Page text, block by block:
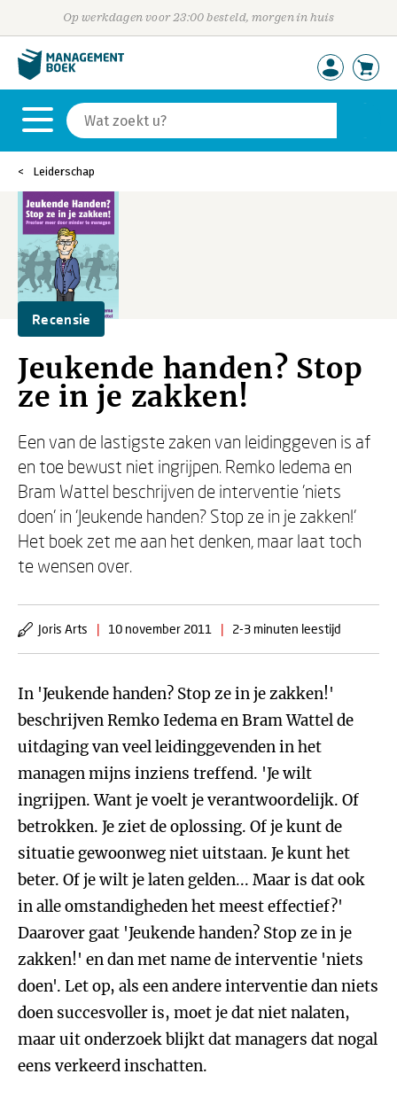
Op werkdagen voor 23:00 besteld, morgen in huis
Leiderschap
Recensie
Jeukende handen? Stop
ze in je zakken!
Een van de lastigste zaken van leidinggeven is af
en toe bewust niet ingrijpen. Remko Iedema en
Bram Wattel beschrijven de interventie 'niets
doen' in 'Jeukende handen? Stop ze in je zakken!'
Het boek zet me aan het denken, maar laat toch
te wensen over.
Joris Arts | 10 november 2011 | 2-3 minuten leestijd
In 'Jeukende handen? Stop ze in je zakken!'
beschrijven Remko Iedema en Bram Wattel de
uitdaging van veel leidinggevenden in het
managen mijns inziens treffend. 'Je wilt
ingrijpen. Want je voelt je verantwoordelijk. Of
betrokken. Je ziet de oplossing. Of je kunt de
situatie gewoonweg niet uitstaan. Je kunt het
beter. Of je wilt je laten gelden... Maar is dat ook
in alle omstandigheden het meest effectief?'
Daarover gaat 'Jeukende handen? Stop ze in je
zakken!' en dan met name de interventie 'niets
doen'. Let op, als een andere interventie dan niets
doen succesvoller is, moet je dat niet nalaten,
maar uit onderzoek blijkt dat managers dat nogal
eens verkeerd inschatten.